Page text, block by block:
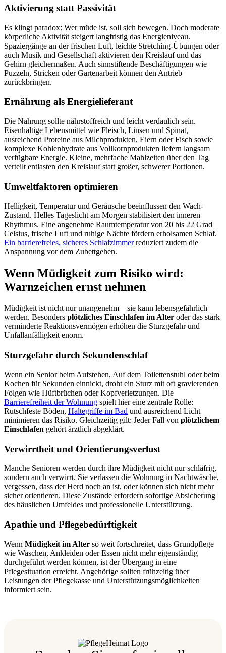
Aktivierung statt Passivität
Es klingt paradox: Wer müde ist, soll sich bewegen. Doch moderate
körperliche Aktivität steigert langfristig das Energieniveau.
Spaziergänge an der frischen Luft, leichte Stretching-Übungen oder
auch Musik und Gesellschaft aktivieren den Kreislauf und das
Gehirn gleichermaßen. Auch sinnstiftende Beschäftigungen wie
Puzzeln, Stricken oder Gartenarbeit können den Antrieb
zurückbringen.
Ernährung als Energielieferant
Die Nahrung sollte nährstoffreich und leicht verdaulich sein.
Eisenhaltige Lebensmittel wie Fleisch, Linsen und Spinat,
ausreichend Proteine aus Milchprodukten, Eiern oder Fisch sowie
komplexe Kohlenhydrate aus Vollkornprodukten liefern langsam
verfügbare Energie. Kleine, mehrfache Mahlzeiten über den Tag
verteilt entlasten den Kreislauf statt großer, schwerer Portionen.
Umweltfaktoren optimieren
Helligkeit, Temperatur und Geräusche beeinflussen den Wach-
Zustand. Helles Tageslicht am Morgen stabilisiert den inneren
Rhythmus. Eine angenehme Raumtemperatur von 20 bis 22 Grad
Celsius, frische Luft und ruhige Nächte fördern erholsamen Schlaf.
Ein barrierefreies, sicheres Schlafzimmerreduziert zudem die
Anspannung vor dem Zubettgehen.
Wenn Müdigkeit zum Risiko wird:
Warnzeichen ernst nehmen
Müdigkeit ist nicht nur unangenehm – sie kann lebensgefährlich
werden. Besonders plötzliches Einschlafen im Alter oder das stark
verminderte Reaktionsvermögen erhöhen die Sturzgefahr und
Unfallanfälligkeit enorm.
Sturzgefahr durch Sekundenschlaf
Wenn ein Senior beim Aufstehen, Auf dem Toilettenstuhl oder beim
Kochen für Sekunden einnickt, droht ein Sturz mit oft gravierenden
Folgen wie Hüftbrüchen oder Kopfverletzungen. Die
Barrierefreiheit der Wohnung spielt hier eine zentrale Rolle:
Rutschfeste Böden, Haltegriffe im Bad und ausreichend Licht
minimieren das Risiko. Gleichzeitig gilt: Jeder Fall von plötzlichem
Einschlafen gehört ärztlich abgeklärt.
Verwirrtheit und Orientierungsverlust
Manche Senioren werden durch ihre Müdigkeit nicht nur schläfrig,
sondern auch verwirrt. Sie verlassen die Wohnung in Nachtwäsche,
vergessen, dass der Herd noch an ist, oder können sich nicht mehr
sicher orientieren. Diese Zustände erfordern sofortige Absicherung
des häuslichen Umfeldes und professionelle Unterstützung.
Apathie und Pflegebedürftigkeit
Wenn Müdigkeit im Alter so weit fortschreitet, dass Grundpflege
wie Waschen, Ankleiden oder Essen nicht mehr eigenständig
durchgeführt werden können, ist der Übergang in eine
Pflegesituation erreicht. Angehörige sollten frühzeitig über
Leistungen der Pflegekasse und Unterstützungsmöglichkeiten
informiert sein.